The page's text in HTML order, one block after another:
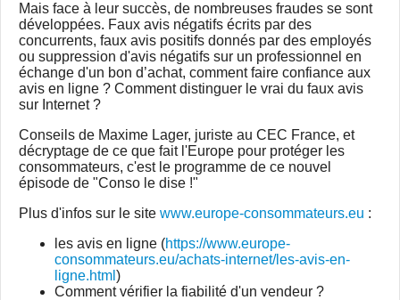
Mais face à leur succès, de nombreuses fraudes se sont
développées. Faux avis négatifs écrits par des
concurrents, faux avis positifs donnés par des employés
ou suppression d'avis négatifs sur un professionnel en
échange d'un bon d’achat, comment faire confiance aux
avis en ligne ? Comment distinguer le vrai du faux avis
sur Internet ?
Conseils de Maxime Lager, juriste au CEC France, et
décryptage de ce que fait l'Europe pour protéger les
consommateurs, c'est le programme de ce nouvel
épisode de "Conso le dise !"
Plus d'infos sur le site www.europe-consommateurs.eu :
les avis en ligne (https://www.europe-
consommateurs.eu/achats-internet/les-avis-en-
ligne.html )
Comment vérifier la fiabilité d'un vendeur ?